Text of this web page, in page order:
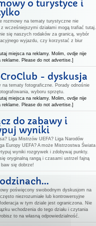
o turystyce i
rozmowy na tematy turystyczne nie
wcześniejszymi działami mogą trafiać tutaj.
się naszych rodaków za granicą, wybór
wyjazdu, czy korzystać z biur
miejsca na reklamy. Molim, ovdje nije
reklame. Please do not advertise.]
- dyskusja
na tematy fotograficzne. Porady odnośnie
wyboru sprzętu.
miejsca na reklamy. Molim, ovdje nije
reklame. Please do not advertise.]
do zabawy i
wyniki
Liga Mistrzów UEFA? Liga Narodów
Europy UEFA? A może Mistrzostwa Świata
wyniki rozgrywek i zdobywaj punkty.
oryginalną rangą i czasami ustrzel fajną
baw się dobrze!
poświęcony swobodnym dyskusjom na
niezrozumiałe lub kontrowersyjne
w tym dziale jest ograniczona. Nie
wchodzenia do tego działu i czytania
to na własną odpowiedzialność.